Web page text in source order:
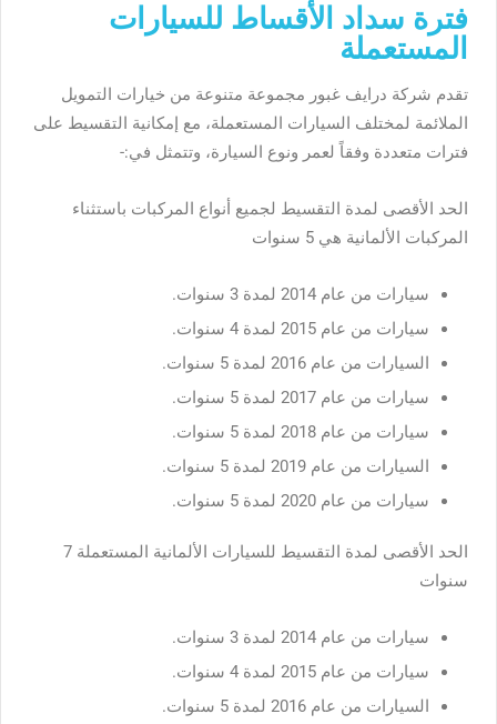
فترة سداد الأقساط للسيارات
المستعملة
تقدم شركة درايف غبور مجموعة متنوعة من خيارات التمويل
الملائمة لمختلف السيارات المستعملة، مع إمكانية التقسيط على
فترات متعددة وفقاً لعمر ونوع السيارة، وتتمثل في:-
الحد الأقصى لمدة التقسيط لجميع أنواع المركبات باستثناء
المركبات الألمانية هي 5 سنوات
سيارات من عام 2014 لمدة 3 سنوات.
سيارات من عام 2015 لمدة 4 سنوات.
السيارات من عام 2016 لمدة 5 سنوات.
سيارات من عام 2017 لمدة 5 سنوات.
سيارات من عام 2018 لمدة 5 سنوات.
السيارات من عام 2019 لمدة 5 سنوات.
سيارات من عام 2020 لمدة 5 سنوات.
الحد الأقصى لمدة التقسيط للسيارات الألمانية المستعملة 7
سنوات
سيارات من عام 2014 لمدة 3 سنوات.
سيارات من عام 2015 لمدة 4 سنوات.
السيارات من عام 2016 لمدة 5 سنوات.